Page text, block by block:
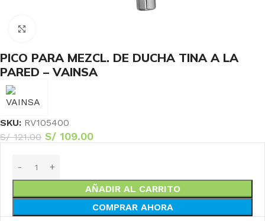
PICO PARA MEZCL. DE DUCHA TINA A LA
PARED – VAINSA
SKU: RV105400
S/121.00 S/ 109.00
AÑADIR AL CARRITO
COMPRAR AHORA